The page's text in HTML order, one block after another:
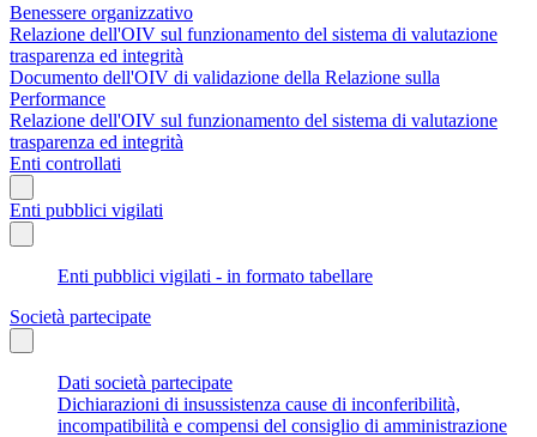
Benessere organizzativo
Relazione dell'OIV sul funzionamento del sistema di valutazione
trasparenza ed integrità
Documento dell'OIV di validazione della Relazione sulla
Performance
Relazione dell'OIV sul funzionamento del sistema di valutazione
trasparenza ed integrità
Enti controllati
Enti pubblici vigilati
Enti pubblici vigilati - in formato tabellare
Società partecipate
Dati società partecipate
Dichiarazioni di insussistenza cause di inconferibilità,
incompatibilità e compensi del consiglio di amministrazione